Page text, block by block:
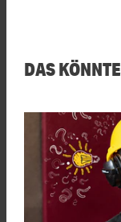
DAS